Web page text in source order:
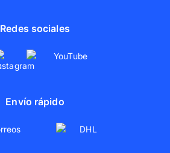
Redes sociales
Envío rápido